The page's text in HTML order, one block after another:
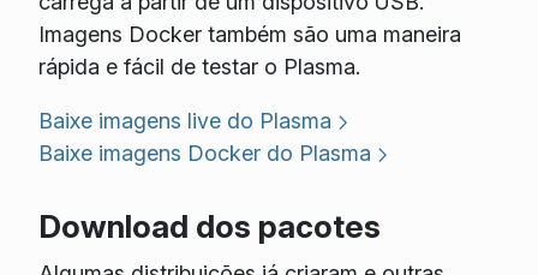
Imagens Docker também são uma maneira
rápida e fácil de testar o Plasma.
Baixe imagens live do Plasma
Baixe imagens Docker do Plasma
Download dos pacotes